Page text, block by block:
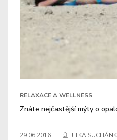
RELAXACE A WELLNESS
Znáte nejčastější mýty o
29.06.2016 JITKA